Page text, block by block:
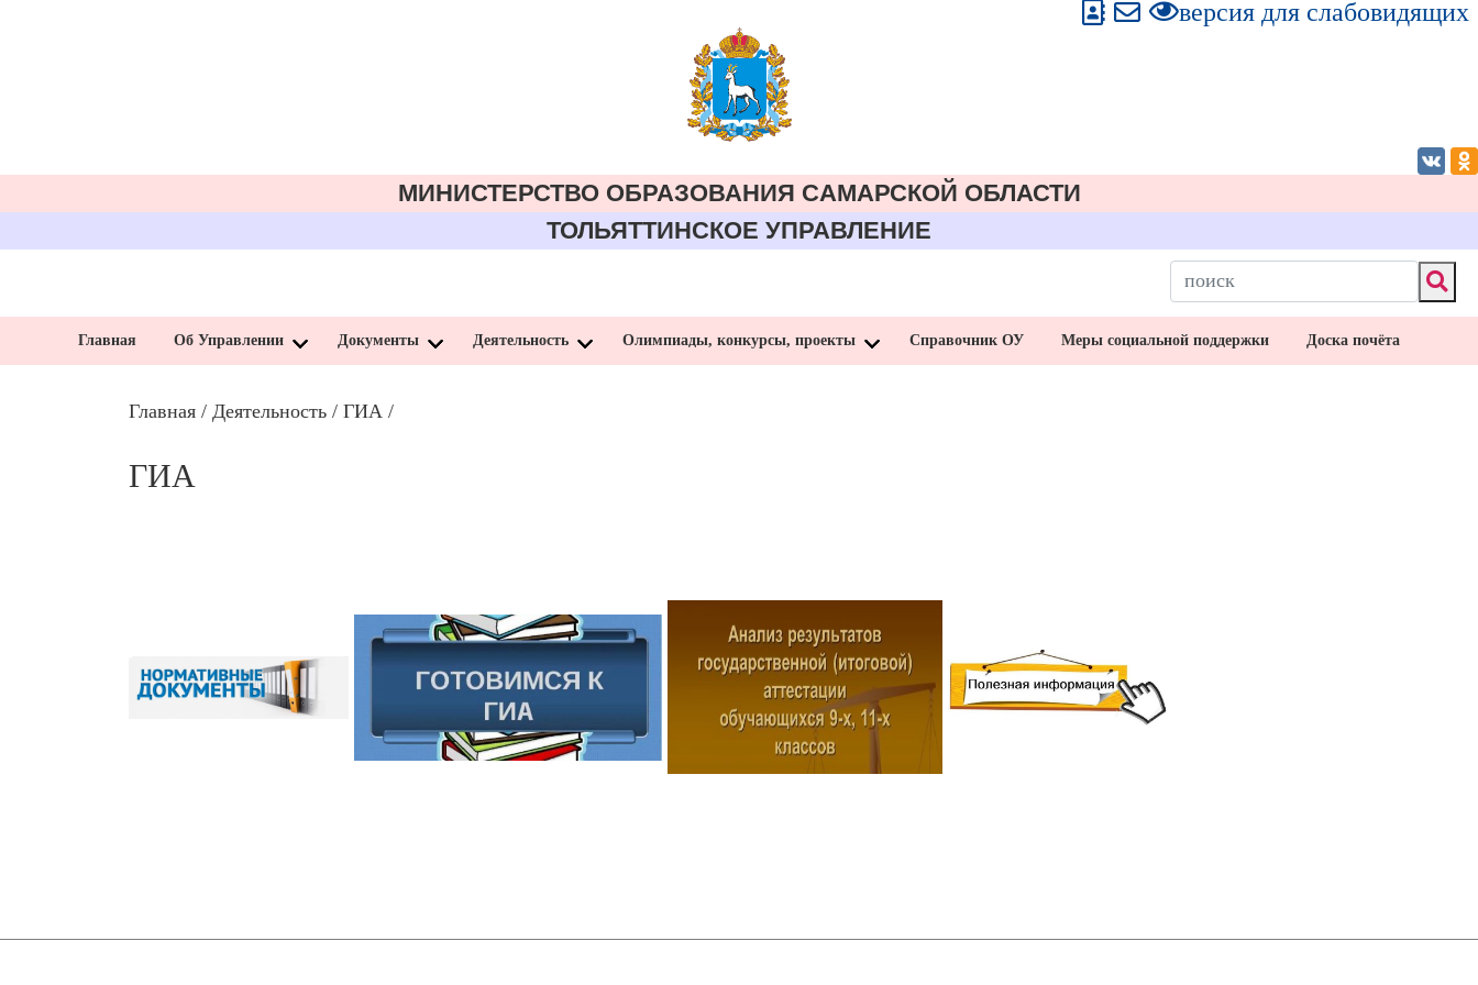
версия для слабовидящих
МИНИСТЕРСТВО ОБРАЗОВАНИЯ CАМАРСКОЙ ОБЛАСТИ
ТОЛЬЯТТИНСКОЕ УПРАВЛЕНИЕ
Главная Об Управлении Документы Деятельность Олимпиады, конкурсы, проекты Справочник ОУ Меры социальной поддержки Доска почёта
Главная / Деятельность / ГИА /
ГИА